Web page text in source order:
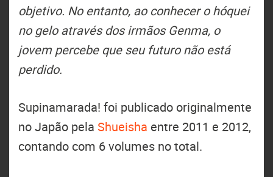
objetivo. No entanto, ao conhecer o hóquei
no gelo através dos irmãos Genma, o
jovem percebe que seu futuro não está
perdido.
Supinamarada! foi publicado originalmente
no Japão pela Shueisha entre 2011 e 2012,
contando com 6 volumes no total.